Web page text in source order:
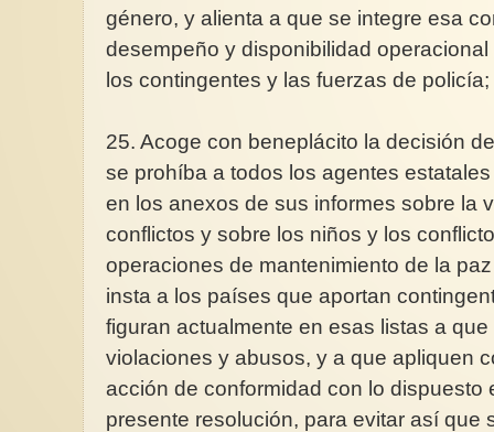
género, y alienta a que se integre esa
desempeño y disponibilidad
los contingentes y las fuerzas de policía;
25. Acoge con beneplácito la decisión
se prohíba a todos los agentes
en los anexos de sus informes sobre la
conflictos y sobre los niños y los
operaciones de mantenimiento de la
insta a los países que aportan
figuran actualmente en esas listas a
violaciones y abusos, y a que apliquen
acción de conformidad con lo dispuesto
presente resolución, para evitar así que